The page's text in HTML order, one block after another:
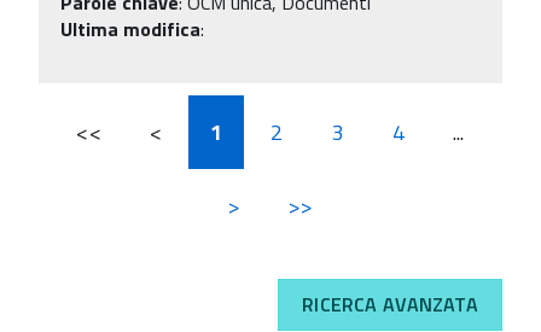
Ultima modifica:
<< < 1 2 3 4 ...
> >>
RICERCA AVANZATA